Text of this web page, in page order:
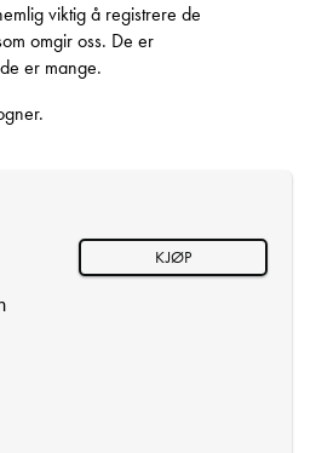
viktig å registrere de
omgir oss. De er
er mange.
KJØP